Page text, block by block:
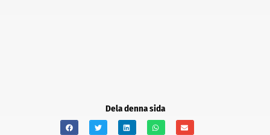
Dela denna sida